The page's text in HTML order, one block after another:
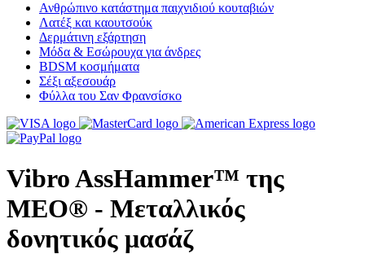
Ανθρώπινο κατάστημα παιχνιδιού κουταβιών
Λατέξ και καουτσούκ
Δερμάτινη εξάρτηση
Μόδα & Εσώρουχα για άνδρες
BDSM κοσμήματα
Σέξι αξεσουάρ
Φύλλα του Σαν Φρανσίσκο
Vibro AssHammer™ της
MEO® - Μεταλλικός
δονητικός μασάζ